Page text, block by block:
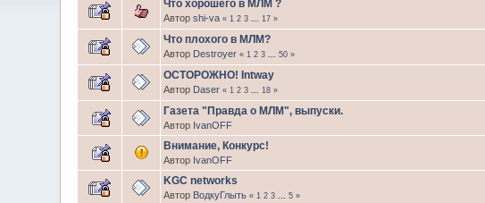
Что хорошего в МЛМ ?
Авторshi-va « 1 2 3 17 »
Что плохого в МЛМ?
Автор Destroyer « 1 2 3 ...50 »
ОСТОРОЖНО! Intway
Автор Daser « 1 2 3 18 »
Газета "Правда о МЛМ", выпуски.
Автор IvanOFF
Внимание, Конкурс!
Автор IvanOFF
KGC networks
Автор ВодкуГлыть « 1 2 3 ...5 »